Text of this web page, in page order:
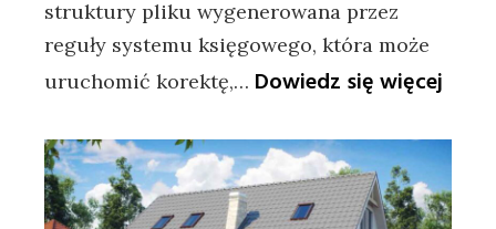
struktury pliku wygenerowana przez
reguły systemu księgowego, która może
uruchomić korektę,… Dowiedz się więcej
JPK
z